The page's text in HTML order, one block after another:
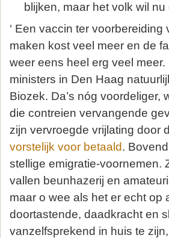
blijken, maar het volk wil
‘ Een vaccin ter
maken kost veel meer en de
weer eens heel erg veel
ministers in Den Haag
Biozek. Da’s nóg voordeliger,
die contreien vervangende
zijn vervroegde vrijlating door
vorstelijk voor betaald.
stellige emigratie-voornemen.
vallen beunhazerij en
maar o wee als het er echt op
doortastende, daadkracht en
vanzelfsprekend in huis te